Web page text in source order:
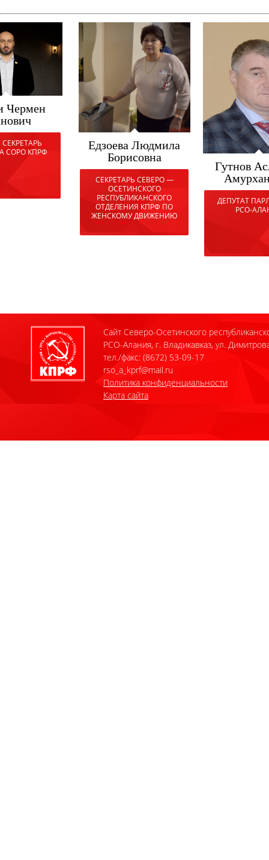
Едзоева Людмила
Борисовна
СЕКРЕТАРЬ СЕВЕРО —
РЕСПУБЛИКАНСКОГО
ОТДЕЛЕНИЯ КПРФ ПО
ЖЕНСКОМУ ДВИЖЕНИЮ
Гутнов Асланбек
Амурханович
ДЕПУТАТ ПАРЛАМЕНТА
РСО-АЛАНИЯ
Сайт Северо-Осетинского
РСО-Алания, г. Владикавказ, ул.
тел./факс: (8672) 53-09-17
rso_a_kprf@mail.ru
Политика конфиденциальности
Карта сайта